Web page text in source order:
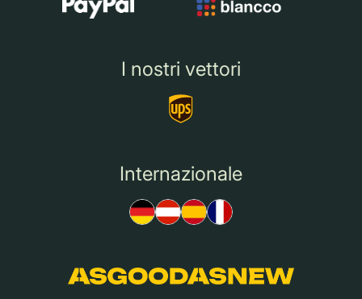
I nostri vettori
Internazionale